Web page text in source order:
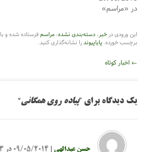
دسته‌بندی نشده،مراسمفرستاده شده و بابلوار تجلی،پیاده روی
را نشانه‌گذاری کنید.
”پیاده روی همگانی“
حسن عبدالهی |09/05/2014 در 11:03